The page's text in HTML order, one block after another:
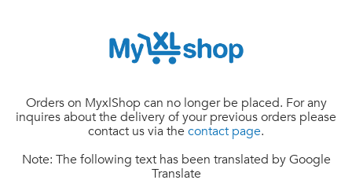
Orders on MyxlShop can no longer be placed. For any
inquires about the delivery of your previous orders please
contact us via the contact page.
Note: The following text has been translated by Google
Translate